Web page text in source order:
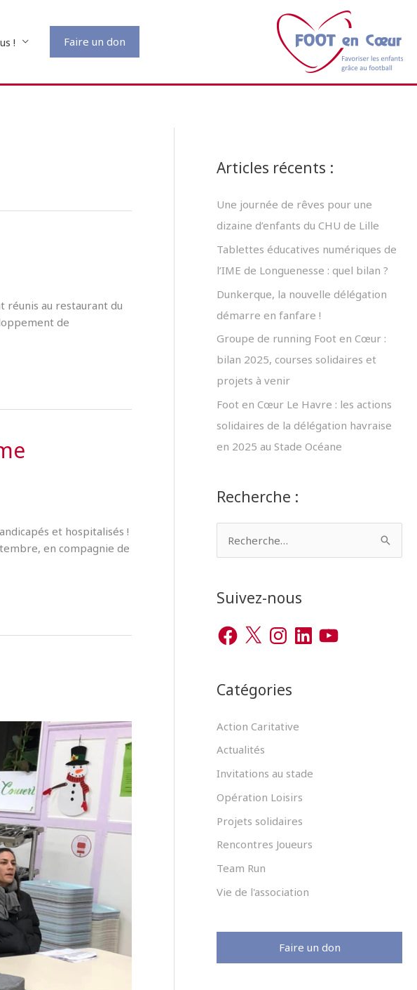
! Faire un don
réunis au restaurant du
de
et hospitalisés !
en compagnie de
Articles récents :
Une journée de rêves pour une
dizaine d’enfants du CHU de Lille
Tablettes éducatives numériques de
l’IME de Longuenesse : quel bilan ?
Dunkerque, la nouvelle délégation
démarre en fanfare !
Groupe de running Foot en Cœur :
bilan 2025, courses solidaires et
projets à venir
Foot en Cœur Le Havre : les actions
solidaires de la délégation havraise
en 2025 au Stade Océane
Recherche :
e
h
r
r
Suivez-nous
F
a
o
o
X
n
r
L Y
o
Catégories
Action Caritative
Actualités
Invitations au stade
Opération Loisirs
Projets solidaires
Rencontres Joueurs
Team Run
Vie de l'association
Faire un don